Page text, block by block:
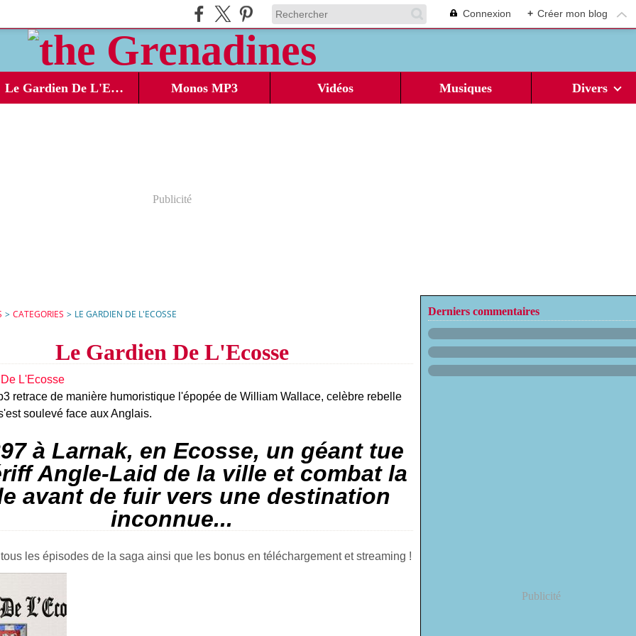
Connexion + Créer mon blog
Le Gardien De L'Ecosse Monos MP3 Vidéos Musiques Divers
Publicité
> CATEGORIES > LE GARDIEN DE L'ECOSSE
Le Gardien De L'Ecosse
retrace de manière humoristique l'épopée de William Wallace, celèbre rebelle
soulevé face aux Anglais.
à Larnak, en Ecosse, un géant tue
Angle-Laid de la ville et combat la
avant de fuir vers une destination
inconnue...
les épisodes de la saga ainsi que les bonus en téléchargement et streaming !
Derniers commentaires
Publicité